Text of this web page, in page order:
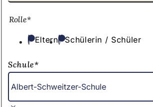
Rolle*
Eltern Schülerin / Schüler
Schule*